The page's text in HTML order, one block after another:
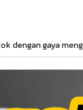
dengan gaya